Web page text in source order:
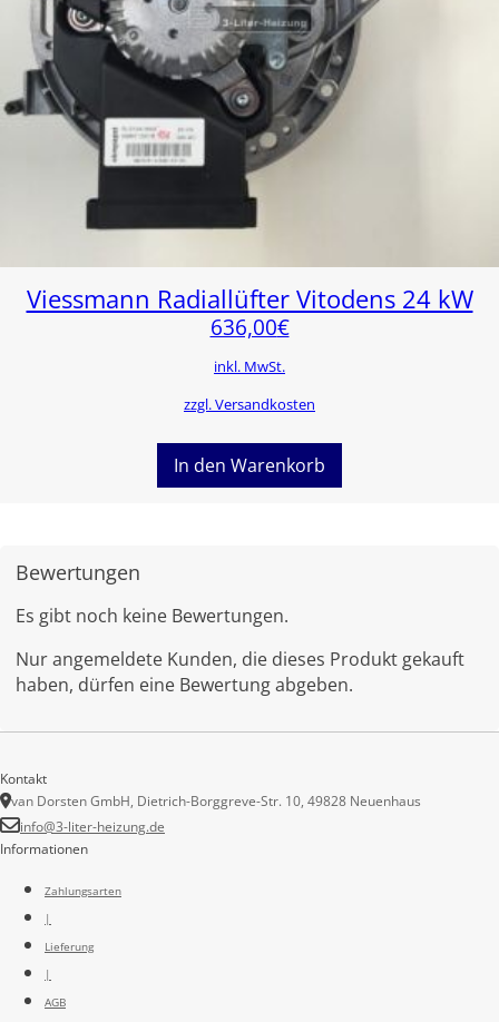
Viessmann Radiallüfter Vitodens 24 kW
636,00€
inkl. MwSt.
zzgl. Versandkosten
In den Warenkorb
Bewertungen
Es gibt noch keine Bewertungen.
Nur angemeldete Kunden, die dieses Produkt gekauft
haben, dürfen eine Bewertung abgeben.
Informationen
Zahlungsarten
|
Lieferung
|
AGB
Kontakt
van Dorsten GmbH, Dietrich-Borggreve-Str. 10, 49828 Neuenhaus
info@3-liter-heizung.de